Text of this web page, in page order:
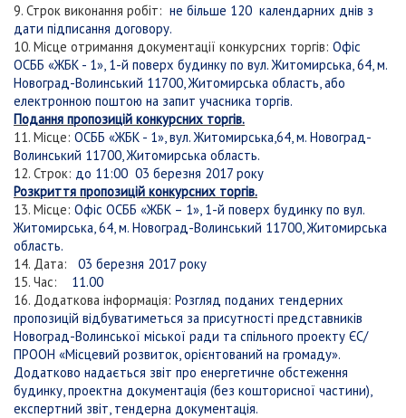
9. Строк виконання робіт: не більше 120 календарних днів з
дати підписання договору.
10. Місце отримання документації конкурсних торгів: Офіс
ОСББ «ЖБК - 1», 1-й поверх будинку по вул. Житомирська, 64, м.
Новоград-Волинський 11700, Житомирська область, або
електронною поштою на запит учасника торгів.
Подання пропозицій конкурсних торгів.
11. Місце: ОСББ «ЖБК - 1», вул. Житомирська,64, м. Новоград-
Волинський 11700, Житомирська область.
12. Строк: до 11:00 03 березня 2017 року
Розкриття пропозицій конкурсних торгів.
13. Місце: Офіс ОСББ «ЖБК – 1», 1-й поверх будинку по вул.
Житомирська, 64, м. Новоград-Волинський 11700, Житомирська
область.
14. Дата: 03 березня 2017 року
15. Час: 11.00
16. Додаткова інформація: Розгляд поданих тендерних
пропозицій відбуватиметься за присутності представників
Новоград-Волинської міської ради та спільного проекту ЄС/
ПРООН «Місцевий розвиток, орієнтований на громаду».
Додатково надається звіт про енергетичне обстеження
будинку, проектна документація (без кошторисної частини),
експертний звіт, тендерна документація.